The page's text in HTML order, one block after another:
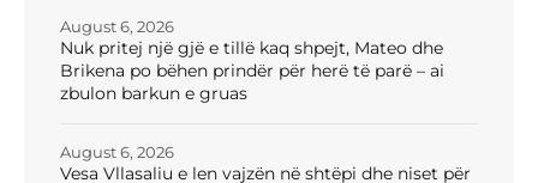
Nuk pritej një gjë e tillë kaq shpejt, Mateo dhe
Brikena po bëhen prindër për herë të parë – ai
zbulon barkun e gruas
August 6, 2026
Vesa Vllasaliu e len vajzën në shtëpi dhe niset për
August 6, 2026